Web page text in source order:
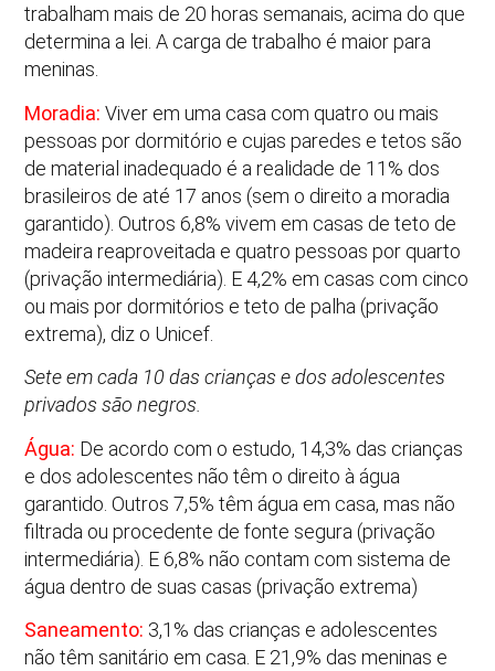
trabalham mais de 20 horas semanais, acima do que
determina a lei. A carga de trabalho é maior para
meninas.
Moradia: Viver em uma casa com quatro ou mais
pessoas por dormitório e cujas paredes e tetos são
de material inadequado é a realidade de 11% dos
brasileiros de até 17 anos (sem o direito a moradia
garantido). Outros 6,8% vivem em casas de teto de
madeira reaproveitada e quatro pessoas por quarto
(privação intermediária). E 4,2% em casas com cinco
ou mais por dormitórios e teto de palha (privação
extrema), diz o Unicef.
Sete em cada 10 das crianças e dos adolescentes
privados são negros.
Água: De acordo com o estudo, 14,3% das crianças
e dos adolescentes não têm o direito à água
garantido. Outros 7,5% têm água em casa, mas não
filtrada ou procedente de fonte segura (privação
intermediária). E 6,8% não contam com sistema de
água dentro de suas casas (privação extrema)
Saneamento: 3,1% das crianças e adolescentes
não têm sanitário em casa. E 21,9% das meninas e